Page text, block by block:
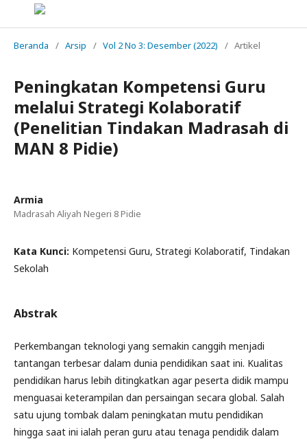
Beranda / Arsip / Vol 2 No 3: Desember (2022) / Artikel
Peningkatan Kompetensi Guru
melalui Strategi Kolaboratif
(Penelitian Tindakan Madrasah di
MAN 8 Pidie)
Armia
Madrasah Aliyah Negeri 8 Pidie
Kata Kunci: Kompetensi Guru, Strategi Kolaboratif, Tindakan
Sekolah
Abstrak
Perkembangan teknologi yang semakin canggih menjadi
tantangan terbesar dalam dunia pendidikan saat ini. Kualitas
pendidikan harus lebih ditingkatkan agar peserta didik mampu
menguasai keterampilan dan persaingan secara global. Salah
satu ujung tombak dalam peningkatan mutu pendidikan
hingga saat ini ialah peran guru atau tenaga pendidik dalam